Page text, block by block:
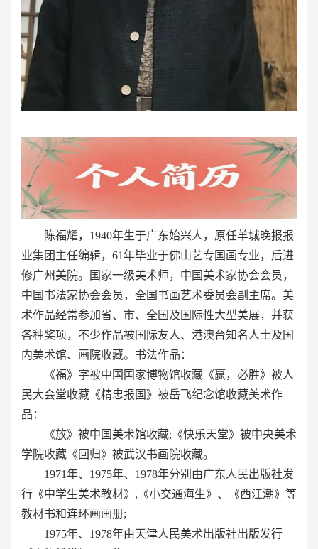
陈福耀，1940年生于广东始兴人，原任羊城晚报报
业集团主任编辑，61年毕业于佛山艺专国画专业，后进
修广州美院。国家一级美术师，中国美术家协会会员，
中国书法家协会会员，全国书画艺术委员会副主席。美
术作品经常参加省、市、全国及国际性大型美展，并获
各种奖项，不少作品被国际友人、港澳台知名人士及国
内美术馆、画院收藏。书法作品：
《福》字被中国国家博物馆收藏《赢，必胜》被人
民大会堂收藏《精忠报国》被岳飞纪念馆收藏美术作
品：
《放》被中国美术馆收藏;《快乐天堂》被中央美术
学院收藏《回归》被武汉书画院收藏。
1971年、1975年、1978年分别由广东人民出版社发
行《中学生美术教材》,《小交通海生》、《西江潮》等
教材书和连环画画册;
1975年、1978年由天津人民美术出版社出版发行